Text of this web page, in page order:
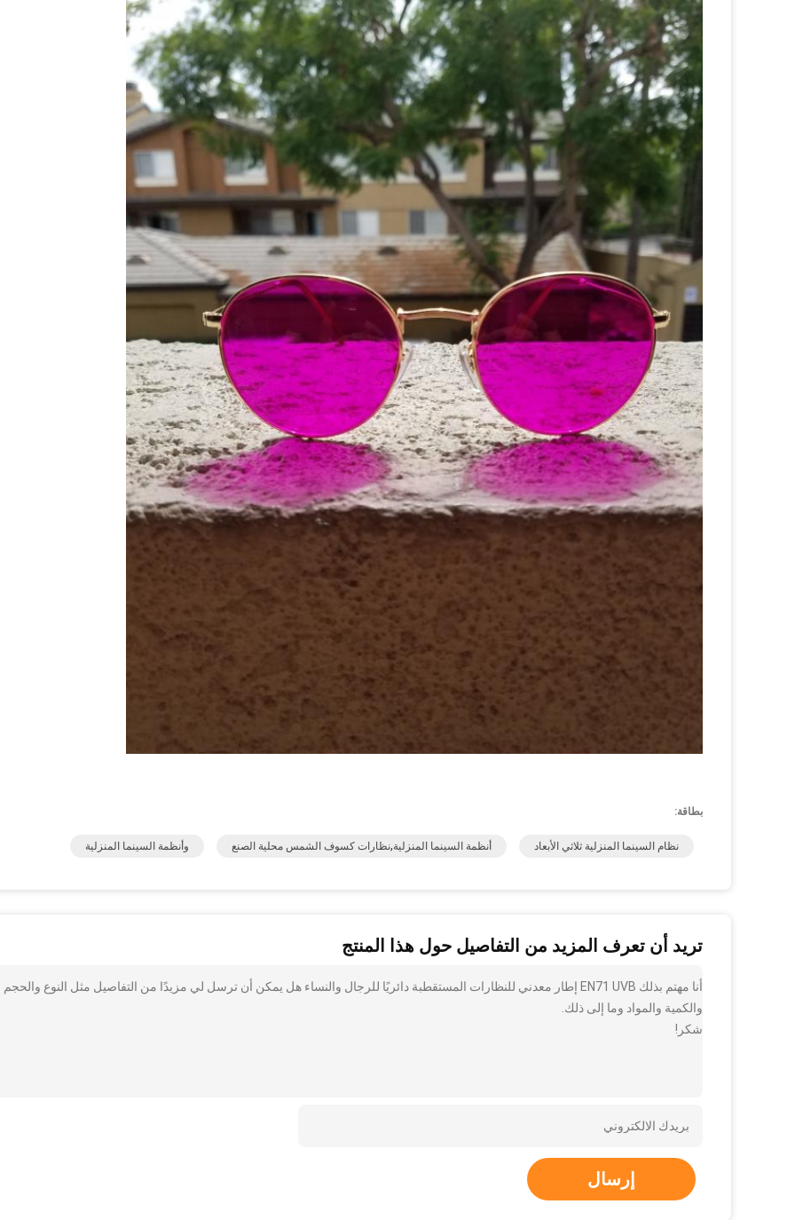
بطاقة:
نظام السينما المنزلية ثلاثي الأبعاد أنظمة السينما المنزلية,نظارات كسوف الشمس محلية الصنع وأنظمة السينما المنزلية
تريد أن تعرف المزيد من التفاصيل حول هذا المنتج
أنا مهتم بذلك EN71 UVB إطار معدني للنظارات المستقطبة دائريًا للرجال والنساء هل يمكن أن ترسل لي مزيدًا من التفاصيل مثل النوع والحجم
والكمية والمواد وما إلى ذلك.
شكر!
إرسال